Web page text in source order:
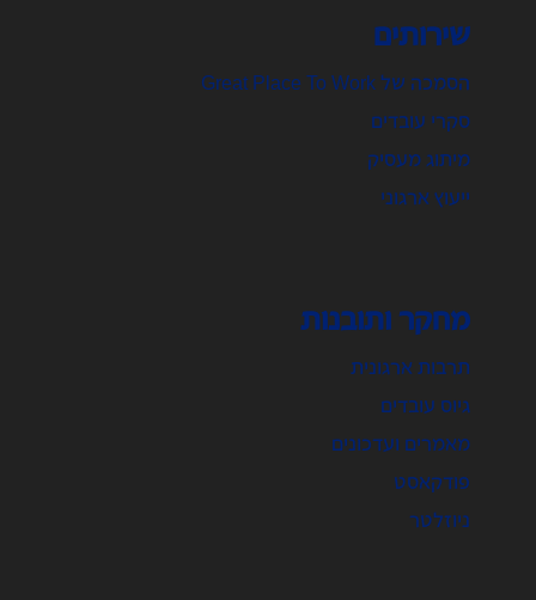
שירותים
הסמכה של Great Place To Work
סקרי עובדים
מיתוג מעסיק
ייעוץ ארגוני
מחקר ותובנות
תרבות ארגונית
גיוס עובדים
מאמרים ועדכונים
פודקאסט
ניוזלטר